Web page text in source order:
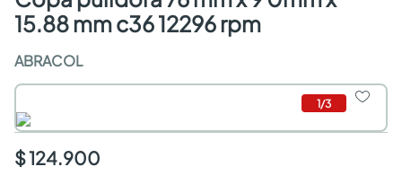
15.88 mm c36 12296 rpm
ABRACOL
1/3
$ 124.900
escritorio
armarios closet
comedores